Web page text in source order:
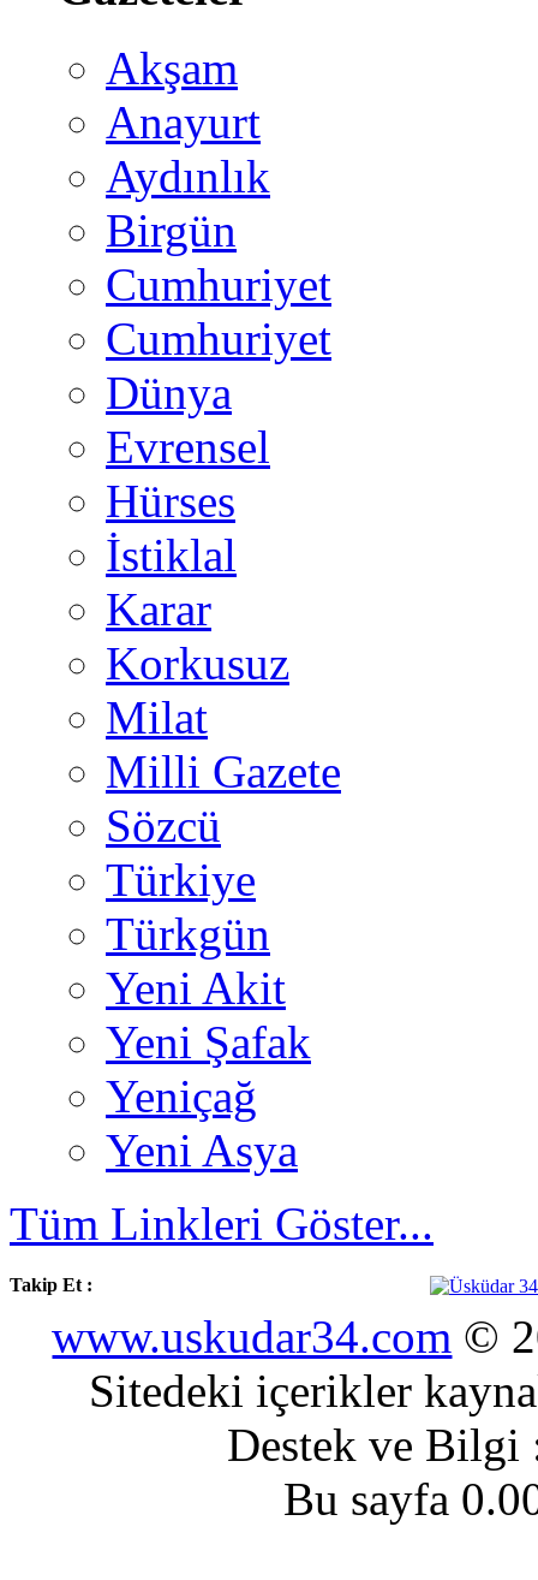
Akşam
Anayurt
Aydınlık
Birgün
Cumhuriyet
Cumhuriyet
Dünya
Evrensel
Hürses
İstiklal
Karar
Korkusuz
Milat
Milli Gazete
Sözcü
Türkiye
Türkgün
Yeni Akit
Yeni Şafak
Yeniçağ
Yeni Asya
Tüm Linkleri Göster...
Takip Et :
www.uskudar34.com ©
Sitedeki içerikler
Destek ve
Bu sayfa